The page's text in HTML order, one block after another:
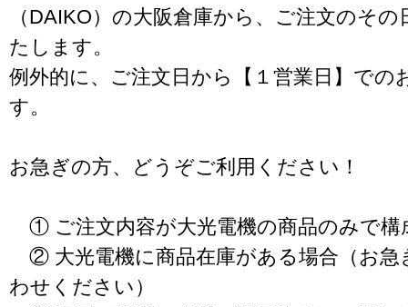
（DAIKO）の大阪倉庫から、ご注文のそ
たします。
例外的に、ご注文日から【１営業日】での
す。
お急ぎの方、どうぞご利用ください！
① ご注文内容が大光電機の商品のみで構
② 大光電機に商品在庫がある場合（お急
わせください）